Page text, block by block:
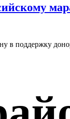
в поддержку